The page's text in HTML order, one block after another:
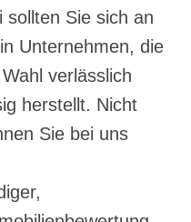
sollten Sie sich an
Unternehmen, die
verlässlich
herstellt. Nicht
Sie bei uns